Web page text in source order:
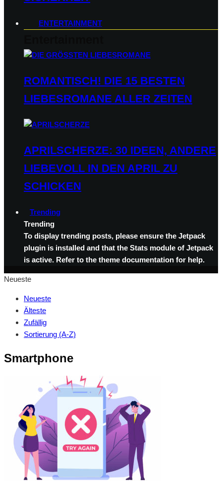
ENTERTAINMENT
ROMANTISCH! DIE 15 BESTEN
LIEBESROMANE ALLER ZEITEN
APRILSCHERZE: 30 IDEEN, ANDERE
LIEBEVOLL IN DEN APRIL ZU
SCHICKEN
Trending
Trending
To display trending posts, please ensure the Jetpack
plugin is installed and that the Stats module of Jetpack
is active. Refer to the theme documentation for help.
Neueste
Neueste
Älteste
Zufällig
Sortierung (A-Z)
Smartphone